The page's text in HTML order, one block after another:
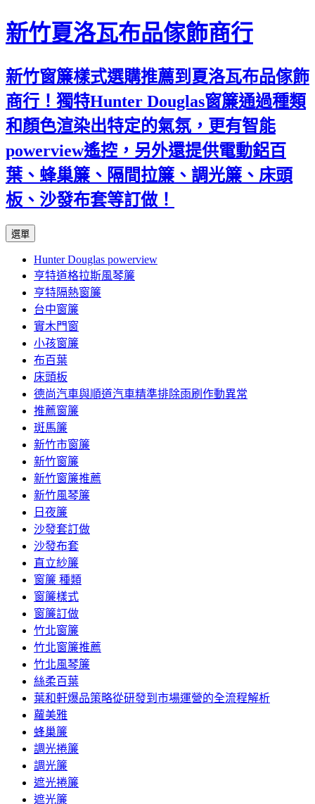
新竹夏洛瓦布品傢飾商行
新竹窗簾樣式選購推薦到夏洛瓦布品傢飾
商行！獨特Hunter Douglas窗簾通過種類
和顏色渲染出特定的氣氛，更有智能
powerview遙控，另外還提供電動鋁百
葉、蜂巢簾、隔間拉簾、調光簾、床頭
板、沙發布套等訂做！
選單
內
容
Hunter Douglas powerview
亨特道格拉斯風琴簾
亨特隔熱窗簾
台中窗簾
實木門窗
小孩窗簾
布百葉
床頭板
德尚汽車與順道汽車精準排除雨刷作動異常
推薦窗簾
斑馬簾
新竹市窗簾
新竹窗簾
新竹窗簾推薦
新竹風琴簾
日夜簾
沙發套訂做
沙發布套
直立紗簾
窗簾 種類
窗簾樣式
窗簾訂做
竹北窗簾
竹北窗簾推薦
竹北風琴簾
絲柔百葉
葉和軒爆品策略從研發到市場運營的全流程解析
蘿美雅
蜂巢簾
調光捲簾
調光簾
遮光捲簾
遮光簾